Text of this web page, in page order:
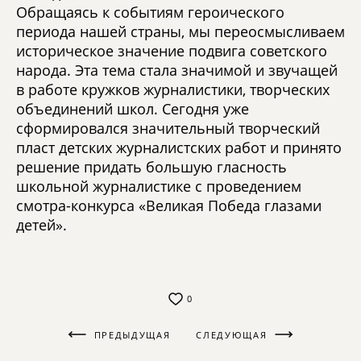
Обращаясь к событиям героического
периода нашей страны, мы переосмысливаем
историческое значение подвига советского
народа. Эта тема стала значимой и звучащей
в работе кружков журналистики, творческих
объединений школ. Сегодня уже
сформировался значительный творческий
пласт детских журналистских работ и принято
решение придать большую гласность
школьной журналистике с проведением
смотра-конкурса «Великая Победа глазами
детей».
0
ПРЕДЫДУЩАЯ СЛЕДУЮЩАЯ